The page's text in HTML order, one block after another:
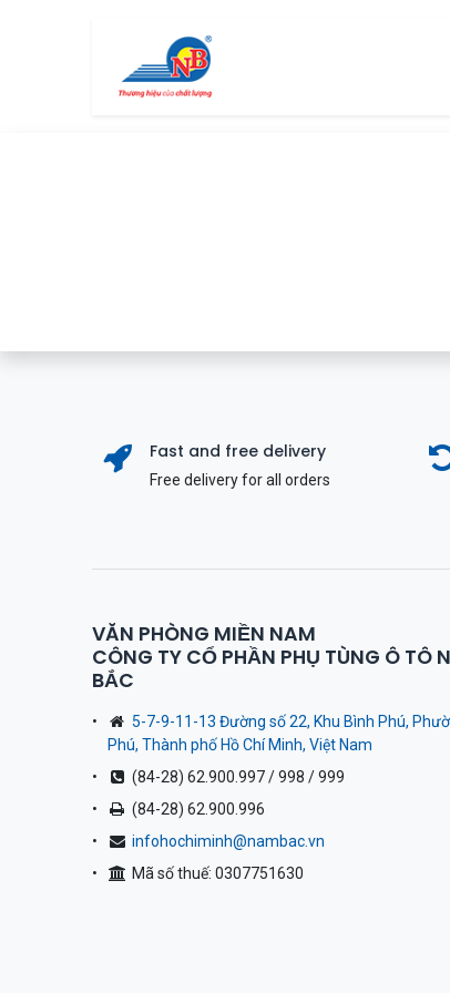
Fast and free delivery
Free delivery for all orders
VĂN PHÒNG MIỀN NAM
CÔNG TY CỔ PHẦN PHỤ TÙNG Ô TÔ
BẮC
5-7-9-11-13 Đường số 22, Khu Bình Phú,
Phú, Thành phố Hồ Chí Minh, Việt Nam
(84-28) 62.900.997 / 998 / 999
(84-28) 62.900.996
infohochiminh@nambac.vn
Mã số thuế: 0307751630